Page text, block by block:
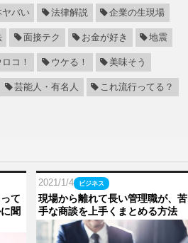
ヤバい 法律解説 企業の生現場
面接テク お金が好き 地震
コ！ ウケる！ 美味そう
芸能人・有名人 これ流行ってる？
て
聞
2021/1/4 ビジネス
現場から離れて長い管理職が、苦
手な商談を上手くまとめる方法